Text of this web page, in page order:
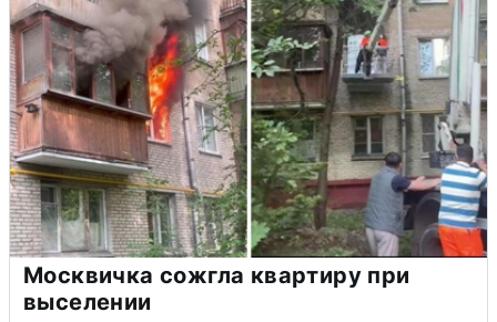
Москвичка сожгла квартиру при
выселении